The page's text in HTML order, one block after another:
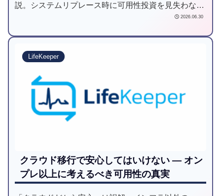
説。システムリプレース時に可用性投資を見失わない
2026.06.30
LifeKeeper
クラウド移行で安心してはいけない — オン
プレ以上に考えるべき可用性の真実